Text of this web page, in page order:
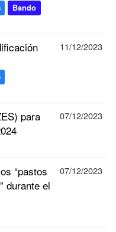
Bando
11/12/2023
para
07/12/2023
“pastos
durante el
07/12/2023